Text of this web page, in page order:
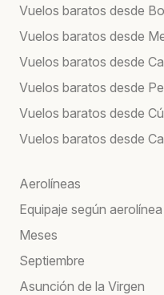
Vuelos baratos desde
Vuelos baratos desde
Vuelos baratos desde
Vuelos baratos desde
Vuelos baratos desde
Vuelos baratos desde
Aerolíneas
Equipaje según aerolínea
Meses
Septiembre
Asunción de la Virgen